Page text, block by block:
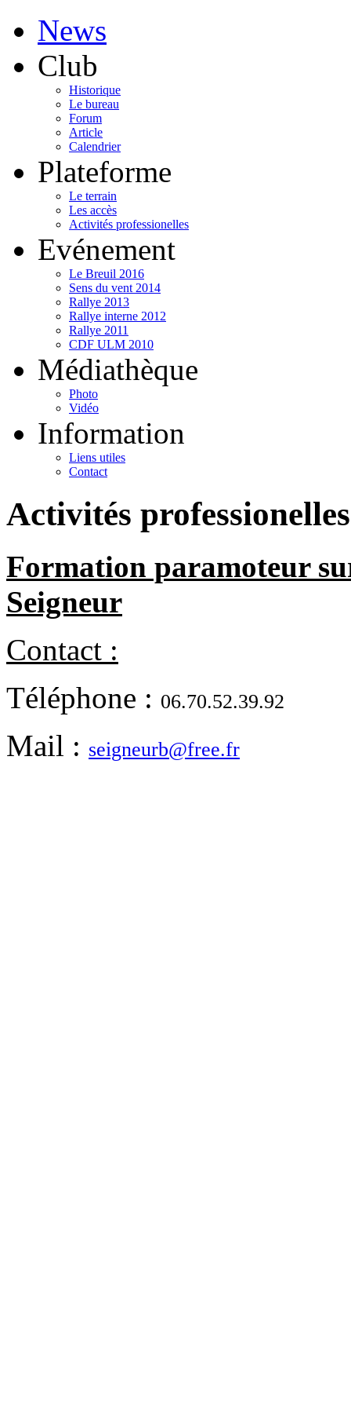
News
Club
Historique
Le bureau
Forum
Article
Calendrier
Plateforme
Le terrain
Les accès
Activités professionelles
Evénement
Le Breuil 2016
Sens du vent 2014
Rallye 2013
Rallye interne 2012
Rallye 2011
CDF ULM 2010
Médiathèque
Photo
Vidéo
Information
Liens utiles
Contact
Activités professionelles
Formation paramoteur
Seigneur
Contact :
Téléphone : 06.70.52.39.92
Mail : seigneurb@free.fr